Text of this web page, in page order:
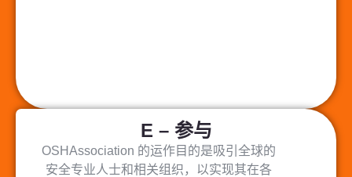
E – 参与
OSHAssociation 的运作目的是吸引全球的
安全专业人士和相关组织，以实现其在各